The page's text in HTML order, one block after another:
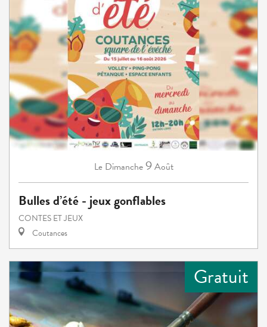
Le Dimanche9Août
Bulles d’été - jeux gonflables
CONTES ET JEUX
Coutances
Gratuit